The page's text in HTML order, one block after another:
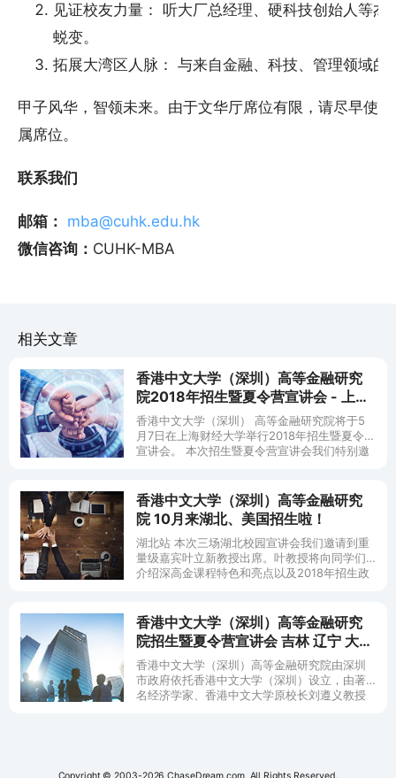
见证校友力量： 听大厂总经理、硬科技创始人等
蜕变。
拓展大湾区人脉： 与来自金融、科技、管理领域的
甲子风华，智领未来。由于文华厅席位有限，请尽早使
属席位。
联系我们
邮箱： mba@cuhk.edu.hk
微信咨询： CUHK-MBA
相关文章
香港中文大学（深圳）高等金融研究
院2018年招生暨夏令营宣讲会 - 上海
财经大学 (5/7)
香港中文大学（深圳） 高等金融研究院将于5
月7日在上海财经大学举行2018年招生暨夏令营
宣讲会。 本次招生暨夏令营宣讲会我们特别邀
香港中文大学（深圳）高等金融研究
院 10月来湖北、美国招生啦！
湖北站 本次三场湖北校园宣讲会我们邀请到重
量级嘉宾叶立新教授出席。叶教授将向同学们
介绍深高金课程特色和亮点以及2018年招生政
香港中文大学（深圳）高等金融研究
院招生暨夏令营宣讲会 吉林 辽宁 大连
西安 天津
香港中文大学（深圳）高等金融研究院由深圳
市政府依托香港中文大学（深圳）设立，由著
名经济学家、香港中文大学原校长刘遵义教授